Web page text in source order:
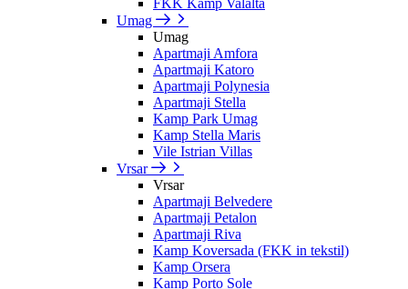
FKK Kamp Valalta
Umag
Umag
Apartmaji Amfora
Apartmaji Katoro
Apartmaji Polynesia
Apartmaji Stella
Kamp Park Umag
Kamp Stella Maris
Vile Istrian Villas
Vrsar
Vrsar
Apartmaji Belvedere
Apartmaji Petalon
Apartmaji Riva
Kamp Koversada (FKK in tekstil)
Kamp Orsera
Kamp Porto Sole